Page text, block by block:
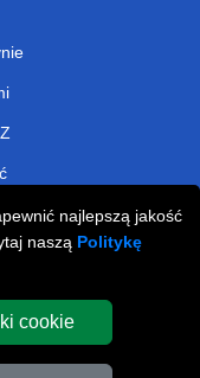
najlepszą jakość
naszą Politykę
cookie